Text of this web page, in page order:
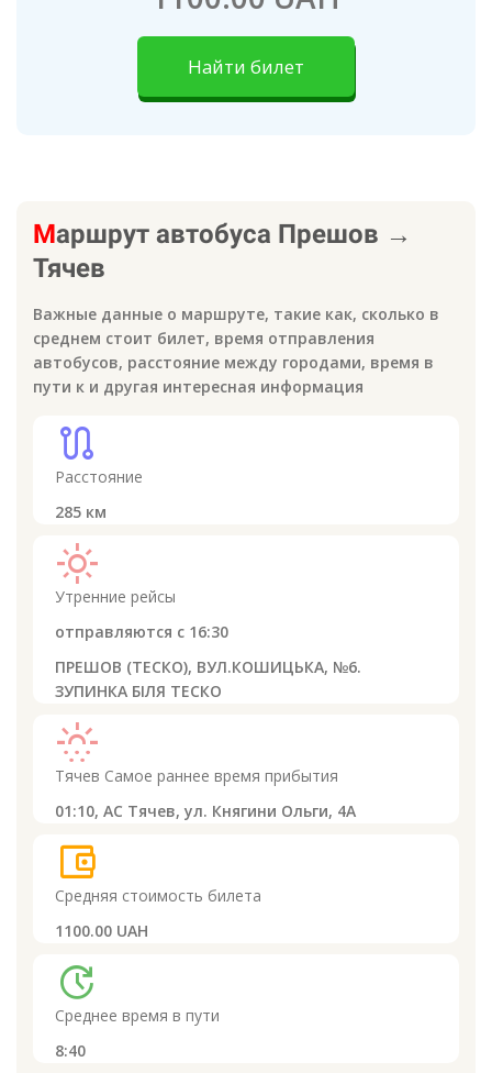
Найти билет
Маршрут автобуса Прешов →
Тячев
Важные данные о маршруте, такие как, сколько в
среднем стоит билет, время отправления
автобусов, расстояние между городами, время в
пути к и другая интересная информация
route
Расстояние
285 км
light_mode
Утренние рейсы
отправляются с 16:30
ПРЕШОВ (ТЕСКО), ВУЛ.КОШИЦЬКА, №6.
ЗУПИНКА БІЛЯ ТЕСКО
sunny_snowing
Тячев Самое раннее время прибытия
01:10, АС Тячев, ул. Княгини Ольги, 4А
account_balance_wallet
Средняя стоимость билета
1100.00 UAH
update
Среднее время в пути
8:40